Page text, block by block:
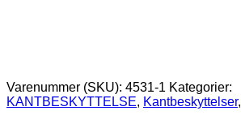
Varenummer (SKU): 4531-1 Kategorier:
KANTBESKYTTELSE, Kantbeskyttelser,